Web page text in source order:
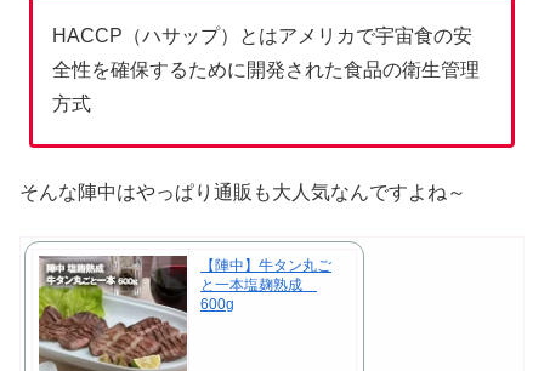
HACCP（ハサップ）とはアメリカで宇宙食の安
全性を確保するために開発された食品の衛生管理
方式
そんな陣中はやっぱり通販も大人気なんですよね～
【陣中】牛タン丸ご
と一本塩麹熟成
600g